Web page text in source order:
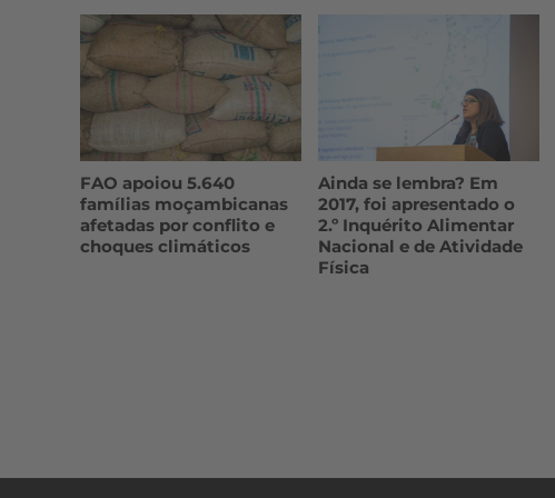
FAO apoiou 5.640
famílias moçambicanas
afetadas por conflito e
choques climáticos
Ainda se lembra? Em
2017, foi apresentado o
2.º Inquérito Alimentar
Nacional e de Atividade
Física